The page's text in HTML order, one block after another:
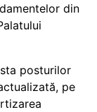
din
posturilor
pe